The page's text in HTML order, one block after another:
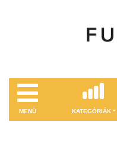
MENÜ KATEGÓRIÁK